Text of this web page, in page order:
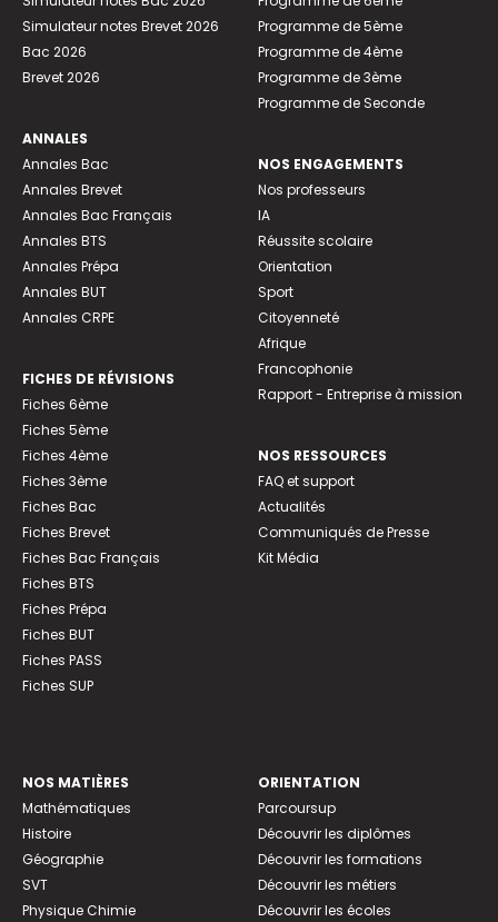
Simulateur notes Brevet 2026
Bac 2026
Brevet 2026
ANNALES
Annales Bac
Annales Brevet
Annales Bac Français
Annales BTS
Annales Prépa
Annales BUT
Annales CRPE
FICHES DE RÉVISIONS
Fiches 6ème
Fiches 5ème
Fiches 4ème
Fiches 3ème
Fiches Bac
Fiches Brevet
Fiches Bac Français
Fiches BTS
Fiches Prépa
Fiches BUT
Fiches PASS
Fiches SUP
Programme de 5ème
Programme de 4ème
Programme de 3ème
Programme de Seconde
NOS ENGAGEMENTS
Nos professeurs
IA
Réussite scolaire
Orientation
Sport
Citoyenneté
Afrique
Francophonie
Rapport - Entreprise à mission
NOS RESSOURCES
FAQ et support
Actualités
Communiqués de Presse
Kit Média
NOS MATIÈRES
Mathématiques
Histoire
Géographie
SVT
Physique Chimie
ORIENTATION
Parcoursup
Découvrir les diplômes
Découvrir les formations
Découvrir les métiers
Découvrir les écoles